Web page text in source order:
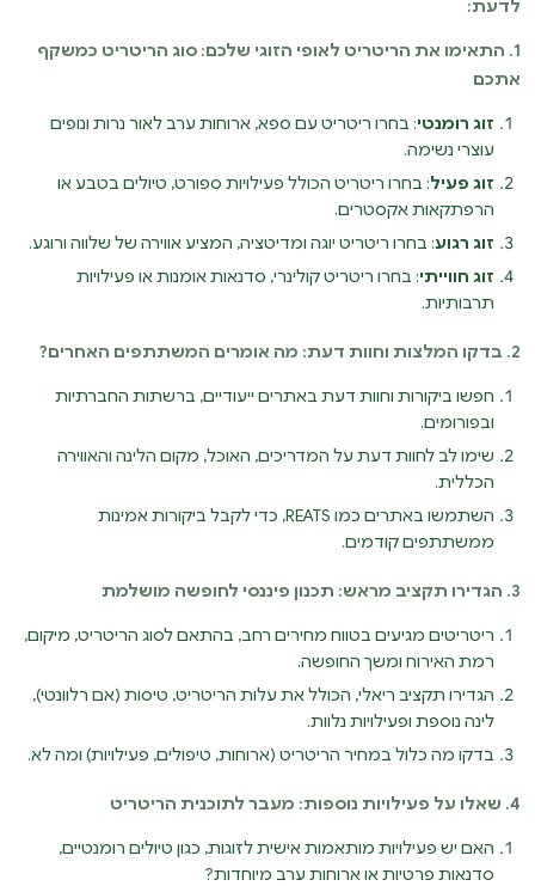
לדעת:
1. התאימו את הריטריט לאופי הזוגי שלכם: סוג הריטריט כמשקף
אתכם
זוג רומנטי: בחרו ריטריט עם ספא, ארוחות ערב לאור נרות ונופים
עוצרי נשימה.
זוג פעיל: בחרו ריטריט הכולל פעילויות ספורט, טיולים בטבע או
הרפתקאות אקסטרים.
זוג רגוע: בחרו ריטריט יוגה ומדיטציה, המציע אווירה של שלווה ורוגע.
זוג חווייתי: בחרו ריטריט קולינרי, סדנאות אומנות או פעילויות
תרבותיות.
2. בדקו המלצות וחוות דעת: מה אומרים המשתתפים האחרים?
חפשו ביקורות וחוות דעת באתרים ייעודיים, ברשתות החברתיות
ובפורומים.
שימו לב לחוות דעת על המדריכים, האוכל, מקום הלינה והאווירה
הכללית.
השתמשו באתרים כמו REATS, כדי לקבל ביקורות אמינות
ממשתתפים קודמים.
3. הגדירו תקציב מראש: תכנון פיננסי לחופשה מושלמת
ריטריטים מגיעים בטווח מחירים רחב, בהתאם לסוג הריטריט, מיקום,
רמת האירוח ומשך החופשה.
הגדירו תקציב ריאלי, הכולל את עלות הריטריט, טיסות (אם רלוונטי),
לינה נוספת ופעילויות נלוות.
בדקו מה כלול במחיר הריטריט (ארוחות, טיפולים, פעילויות) ומה לא.
4. שאלו על פעילויות נוספות: מעבר לתוכנית הריטריט
האם יש פעילויות מותאמות אישית לזוגות, כגון טיולים רומנטיים,
סדנאות פרטיות או ארוחות ערב מיוחדות?